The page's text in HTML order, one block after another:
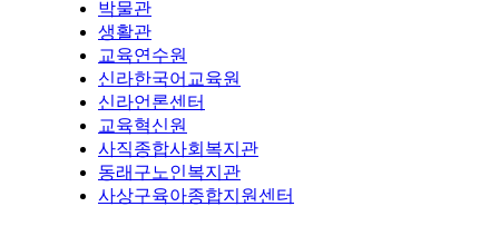
박물관
생활관
교육연수원
신라한국어교육원
신라언론센터
교육혁신원
사직종합사회복지관
동래구노인복지관
사상구육아종합지원센터